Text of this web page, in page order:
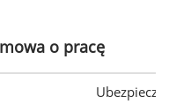
o pracę